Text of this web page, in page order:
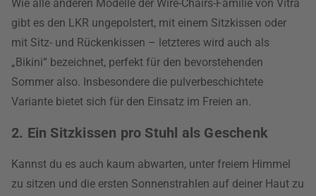
Wie alle anderen Modelle der Wire-Chairs-Familie von Vitra
gibt es den LKR ungepolstert, mit einem Sitzkissen oder
mit Sitz- und Rückenkissen – letzteres wird auch als
„Bikini“ bezeichnet, perfekt für den bevorstehenden
Sommer also. Insbesondere die pulverbeschichtete
Variante bietet sich für den Einsatz im Freien an.
2. Ein Sitzkissen pro Stuhl als Geschenk
Kannst du es auch kaum abwarten, unter freiem Himmel
zu sitzen und die ersten Sonnenstrahlen auf deiner Haut zu